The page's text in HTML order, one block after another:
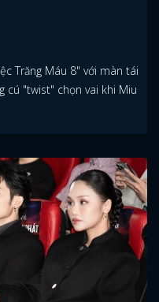
Trăng Máu 8" với màn tái
cú "twist" chọn vai khi Miu